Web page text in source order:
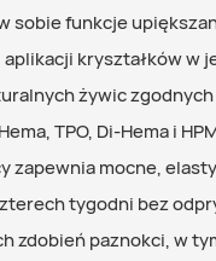
sobie funkcje
kryształków w
żywic zgodnych
TPO, Di-Hema i
zapewnia mocne,
tygodni bez
zdobień paznokci, w